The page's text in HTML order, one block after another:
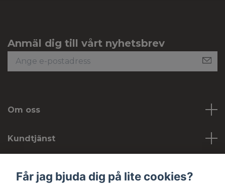
Anmäl dig till vårt nyhetsbrev
Om oss
Kundtjänst
Får jag bjuda dig på lite cookies?